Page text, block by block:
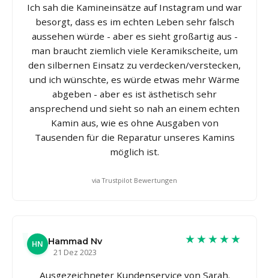
Ich sah die Kamineinsätze auf Instagram und war
besorgt, dass es im echten Leben sehr falsch
aussehen würde - aber es sieht großartig aus -
man braucht ziemlich viele Keramikscheite, um
den silbernen Einsatz zu verdecken/verstecken,
und ich wünschte, es würde etwas mehr Wärme
abgeben - aber es ist ästhetisch sehr
ansprechend und sieht so nah an einem echten
Kamin aus, wie es ohne Ausgaben von
Tausenden für die Reparatur unseres Kamins
möglich ist.
via Trustpilot Bewertungen
HN Hammad Nv
21 Dez 2023
★★★★★
Ausgezeichneter Kundenservice von Sarah.